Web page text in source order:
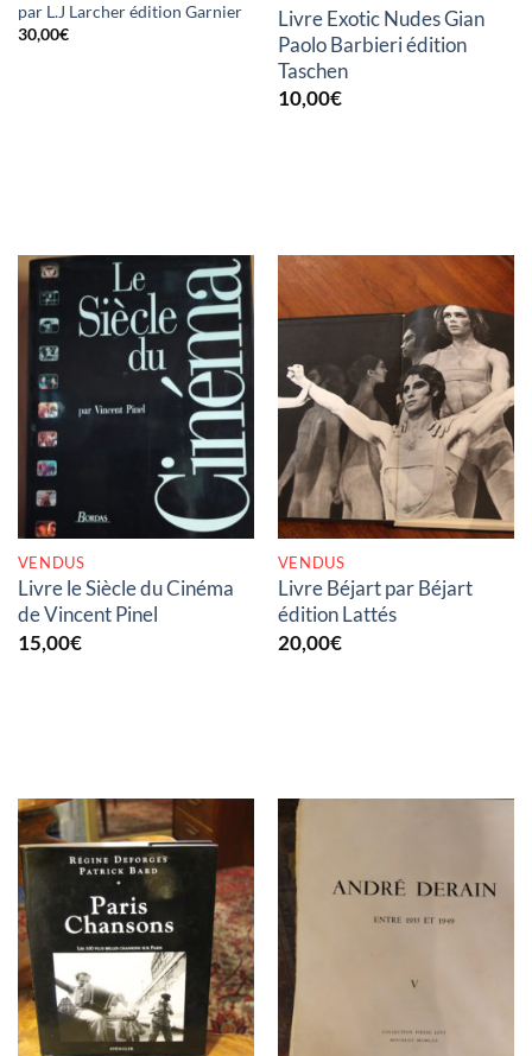
par L.J Larcher édition Garnier
30,00€
Livre Exotic Nudes Gian
Paolo Barbieri édition
Taschen
10,00€
RUPTURE DE STOCK
VENDUS
Livre le Siècle du Cinéma
de Vincent Pinel
15,00€
RUPTURE DE STOCK
VENDUS
Livre Béjart par Béjart
édition Lattés
20,00€
RUPTURE DE STOCK RUPTURE DE STOCK